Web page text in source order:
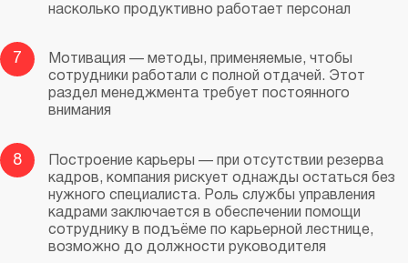
насколько продуктивно работает персонал
7
Мотивация — методы, применяемые, чтобы
сотрудники работали с полной отдачей. Этот
раздел менеджмента требует постоянного
внимания
8
Построение карьеры — при отсутствии резерва
кадров, компания рискует однажды остаться без
нужного специалиста. Роль службы управления
кадрами заключается в обеспечении помощи
сотруднику в подъёме по карьерной лестнице,
возможно до должности руководителя